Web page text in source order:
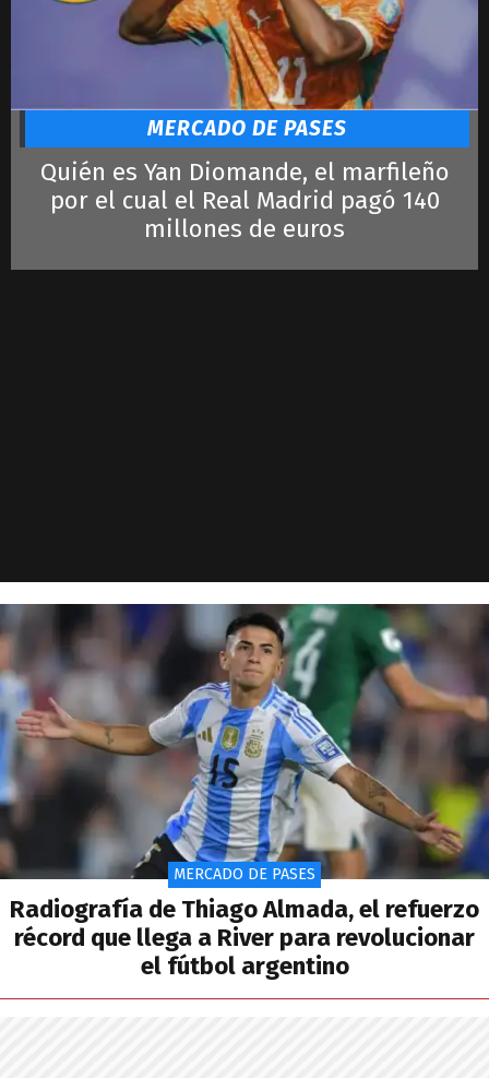
MERCADO DE PASES
Quién es Yan Diomande, el marfileño
por el cual el Real Madrid pagó 140
millones de euros
MERCADO DE PASES
Radiografía de Thiago Almada, el refuerzo
récord que llega a River para revolucionar
el fútbol argentino